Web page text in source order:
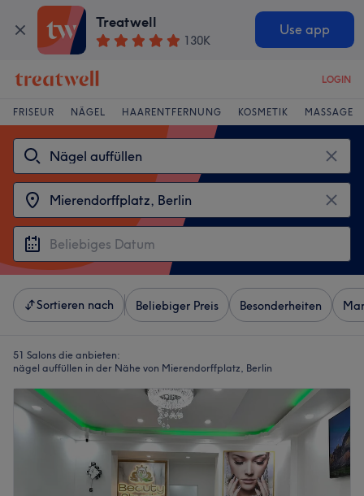
Treatwell
130K
Use app
LOGIN
FRISEUR NÄGEL HAARENTFERNUNG KOSMETIK MASSAGE
Sortieren nach Beliebiger Preis Besonderheiten
51 Salons die anbieten:
nägel auffüllen in der Nähe von Mierendorffplatz, Berlin